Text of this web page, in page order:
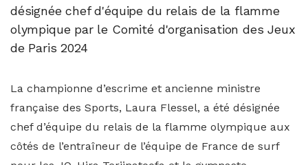
désignée chef d'équipe du relais de la flamme
olympique par le Comité d'organisation des Jeux
de Paris 2024
La championne d’escrime et ancienne ministre
française des Sports, Laura Flessel, a été désignée
chef d’équipe du relais de la flamme olympique aux
côtés de l’entraîneur de l’équipe de France de surf